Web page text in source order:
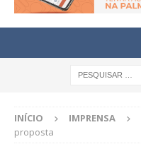
INÍCIO IMPRENSA
proposta